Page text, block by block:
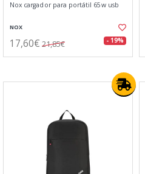
Nox cargador para portátil 65w usb
NOX
17,60€ 21,85€ - 19%